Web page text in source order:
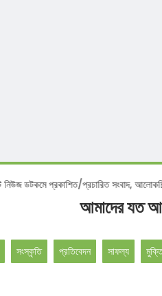
নিউজ ডটকমে প্রকাশিত/প্রচারিত
আমাদের যত
সংস্কৃতি প্রতিবেদন সাফল্য